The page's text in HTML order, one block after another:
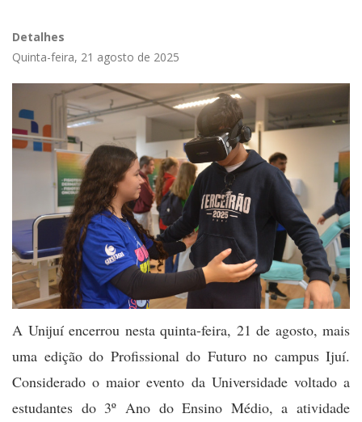
Detalhes
Quinta-feira, 21 agosto de 2025
A Unijuí encerrou nesta quinta-feira, 21 de agosto, mais
uma edição do Profissional do Futuro no campus Ijuí.
Considerado o maior evento da Universidade voltado a
estudantes do 3º Ano do Ensino Médio, a atividade